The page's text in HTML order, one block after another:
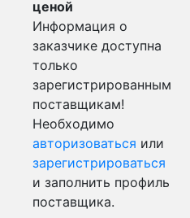
ценой
Информация о
заказчике доступна
только
зарегистрированным
поставщикам!
Необходимо
авторизоваться или
зарегистрироваться
и заполнить профиль
поставщика.